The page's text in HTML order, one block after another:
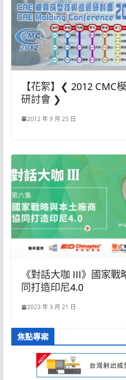
【花絮】❮ 2012 CMC
研討會 ❯
2012 年 9 月 25 日
《對話大咖 III》國家戰
同打造印尼4.0
2023 年 3 月 21 日
焦點專案